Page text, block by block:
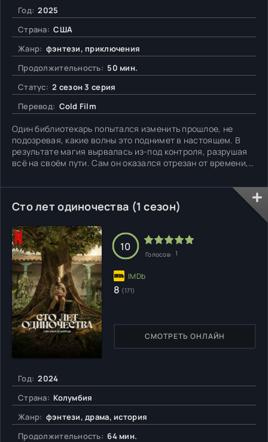
Год: 2025
Страна: США
Жанр: фэнтези, приключения
Продолжительность: 50 мин.
Статус: 2 сезон 3 серия
Перевод: Cold Film
Один библиотекарь попытался изменить прошлое, не
подозревая, какие волны это поднимет в настоящем. В
результате магия вырвалась из-под контроля, разрушая
всё на своём пути. Сам он оказался отрезан от времени,
Тогда на сцену выходят новые библиотекари, которым
предстоит собрать по осколкам разрушенный порядок.
Они очень
Сто лет одиночества (1 сезон)
Год: 2024
Страна: Колумбия
Жанр: фэнтези, драма, история
Продолжительность: 64 мин.
СМОТРЕТЬ ОНЛАЙН
10
Голосов: 1
8 (171)